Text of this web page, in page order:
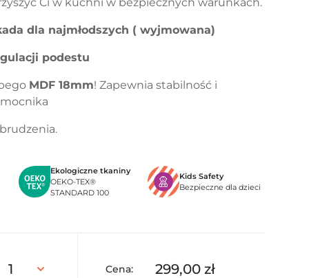
dla najmłodszych ( wyjmowana)
podestu
MDF 18mm! Zapewnia stabilność i
Ekologiczne tkaniny
OEKO-TEX®
STANDARD 100
Kids Safety
Bezpieczne dla dzieci
Cena: 299,00 zł